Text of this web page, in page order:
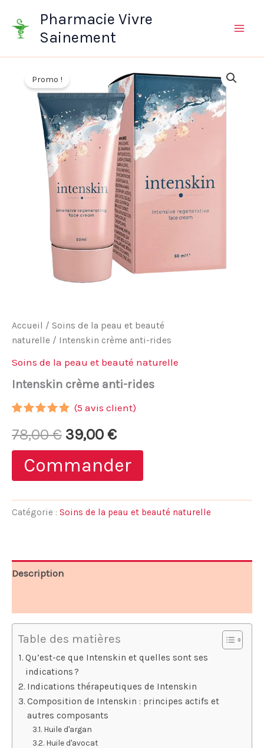
contenu
Pharmacie Vivre
Sainement
Promo !
Accueil / Soins de la peau et beauté
naturelle / Intenskin crème anti-rides
Soins de la peau et beauté naturelle
Intenskin crème anti-rides
sur 5
basé sur
notations
client
(5 avis client)
78,00€ Le
prix
initial
était :
39,00 €Le
prix
actuel
est :
Commander
Catégorie : Soins de la peau et beauté naturelle
Description
Table des matières
Qu’est-ce que Intenskin et quelles sont ses
indications ?
Indications thérapeutiques de Intenskin
Composition de Intenskin : principes actifs et
autres composants
Huile d'argan
Huile d'avocat